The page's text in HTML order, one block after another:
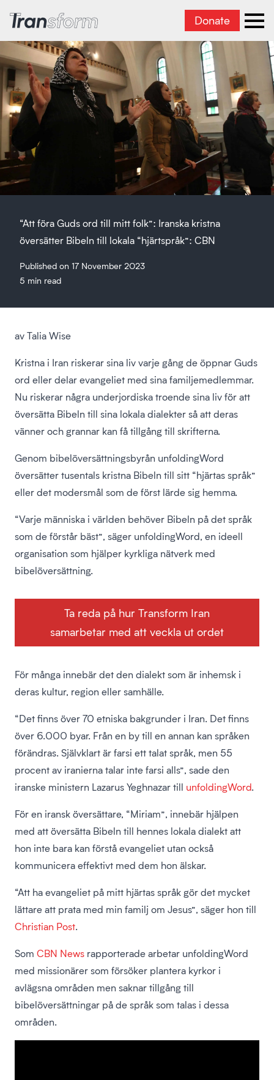
Transform Iran Donate
“Att föra Guds ord till mitt folk”: Iranska kristna
översätter Bibeln till lokala “hjärtspråk”: CBN
Published on 17 November 2023
5 min read
av Talia Wise
Kristna i Iran riskerar sina liv varje gång de öppnar Guds
ord eller delar evangeliet med sina familjemedlemmar.
Nu riskerar några underjordiska troende sina liv för att
översätta Bibeln till sina lokala dialekter så att deras
vänner och grannar kan få tillgång till skrifterna.
Genom bibelöversättningsbyrån unfoldingWord
översätter tusentals kristna Bibeln till sitt “hjärtas språk”
eller det modersmål som de först lärde sig hemma.
“Varje människa i världen behöver Bibeln på det språk
som de förstår bäst”, säger unfoldingWord, en ideell
organisation som hjälper kyrkliga nätverk med
bibelöversättning.
Ta reda på hur Transform Iran
samarbetar med att veckla ut ordet
För många innebär det den dialekt som är inhemsk i
deras kultur, region eller samhälle.
“Det finns över 70 etniska bakgrunder i Iran. Det finns
över 6.000 byar. Från en by till en annan kan språken
förändras. Självklart är farsi ett talat språk, men 55
procent av iranierna talar inte farsi alls”, sade den
iranske ministern Lazarus Yeghnazar till unfoldingWord.
För en iransk översättare, “Miriam”, innebär hjälpen
med att översätta Bibeln till hennes lokala dialekt att
hon inte bara kan förstå evangeliet utan också
kommunicera effektivt med dem hon älskar.
“Att ha evangeliet på mitt hjärtas språk gör det mycket
lättare att prata med min familj om Jesus”, säger hon till
Christian Post.
Som CBN News rapporterade arbetar unfoldingWord
med missionärer som försöker plantera kyrkor i
avlägsna områden men saknar tillgång till
bibelöversättningar på de språk som talas i dessa
områden.